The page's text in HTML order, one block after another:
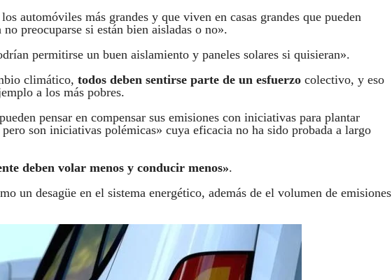
automóviles más grandes y que viven en casas grandes que pueden
preocuparse si están bien aisladas o no».
permitirse un buen aislamiento y paneles solares si quisieran».
climático, todos deben sentirse parte de un esfuerzo colectivo, y eso
a los más pobres.
pensar en compensar sus emisiones con iniciativas para plantar
son iniciativas polémicas» cuya eficacia no ha sido probada a largo
deben volar menos y conducir menos».
un desagüe en el sistema energético, además de el volumen de emisiones